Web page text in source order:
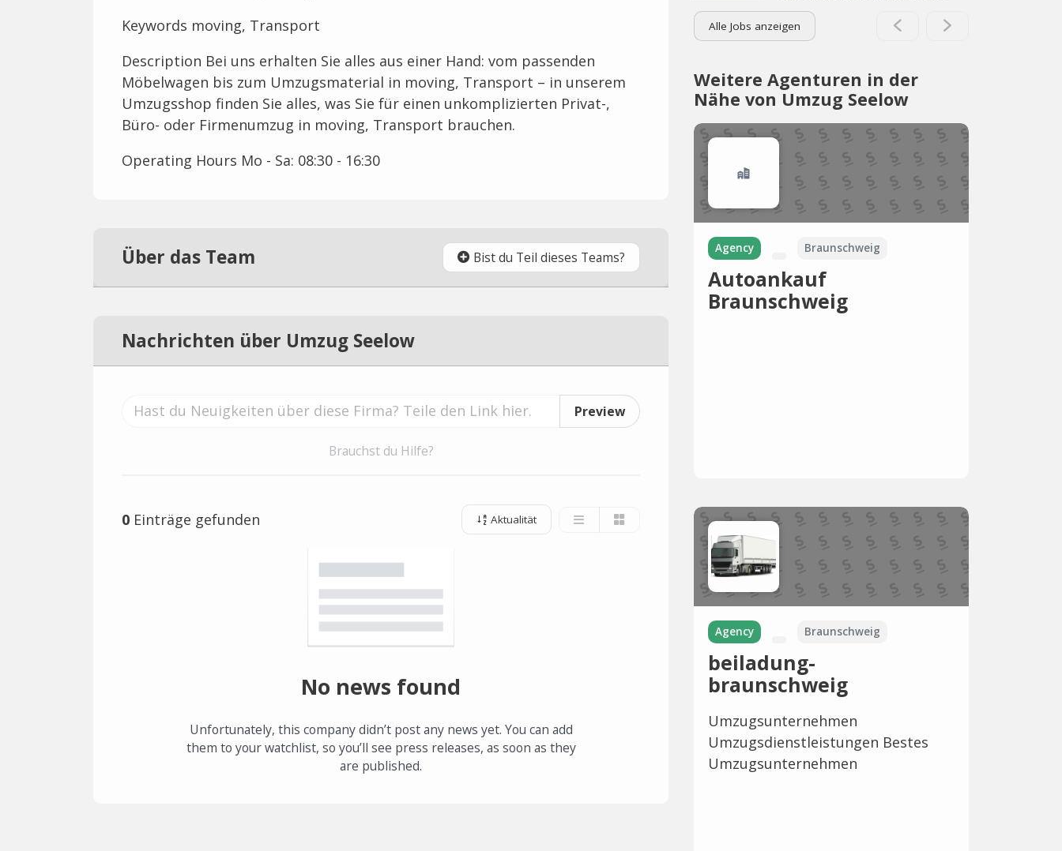
Keywords moving, Transport
Description Bei uns erhalten Sie alles aus einer Hand: vom passenden
Möbelwagen bis zum Umzugsmaterial in moving, Transport – in unserem
Umzugsshop finden Sie alles, was Sie für einen unkomplizierten Privat-,
Büro- oder Firmenumzug in moving, Transport brauchen.
Operating Hours Mo - Sa: 08:30 - 16:30
Über das Team Bist du Teil dieses Teams?
Nachrichten über Umzug Seelow
Preview
Brauchst du Hilfe?
0 Einträge gefunden Aktualität
No news found
Unfortunately, this company didn’t post any news yet. You can add
them to your watchlist, so you’ll see press releases, as soon as they
are published.
Alle Jobs anzeigen
Weitere Agenturen in der
Nähe von Umzug Seelow
Agency Braunschweig
Autoankauf
Braunschweig
Agency Braunschweig
beiladung-
braunschweig
Umzugsunternehmen
Umzugsdienstleistungen Bestes
Umzugsunternehmen